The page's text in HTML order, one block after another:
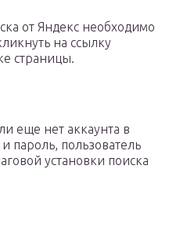
от Яндекс необходимо
на ссылку
страницы.
еще нет аккаунта в
пароль, пользователь
установки поиска